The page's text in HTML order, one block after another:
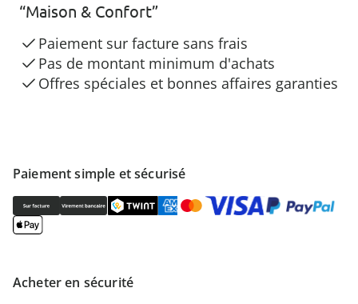
Paiement simple et sécurisé
Acheter en sécurité
“Maison & Confort”
Paiement sur facture sans frais
Pas de montant minimum d'achats
Offres spéciales et bonnes affaires garanties